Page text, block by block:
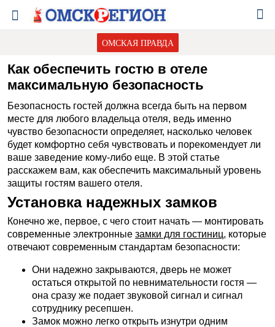
ОМСКАЯ ПРАВДА
Как обеспечить гостю в отеле
максимальную безопасность
Безопасность гостей должна всегда быть на первом
месте для любого владельца отеля, ведь именно
чувство безопасности определяет, насколько человек
будет комфортно себя чувствовать и порекомендует ли
ваше заведение кому-либо еще. В этой статье
расскажем вам, как обеспечить максимальный уровень
защиты гостям вашего отеля.
Установка надежных замков
Конечно же, первое, с чего стоит начать — монтировать
современные электронные замки для гостиниц, которые
отвечают современным стандартам безопасности:
Они надежно закрываются, дверь не может
остаться открытой по невнимательности гостя —
она сразу же подает звуковой сигнал и сигнал
сотруднику ресепшен.
Замок можно легко открыть изнутри одним